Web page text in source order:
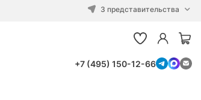
3 представительства
+7 (495) 150-12-66